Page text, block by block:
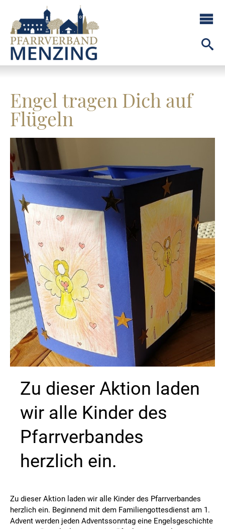
Engel tragen Dich auf
Flügeln
Zu dieser Aktion laden
wir alle Kinder des
Pfarrverbandes
herzlich ein.
Zu dieser Aktion laden wir alle Kinder des Pfarrverbandes
herzlich ein. Beginnend mit dem Familiengottesdienst am 1.
Advent werden jeden Adventssonntag eine Engelsgeschichte